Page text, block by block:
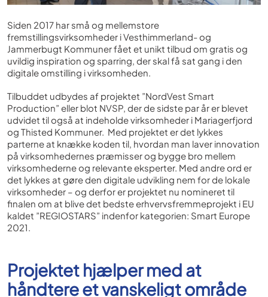
Siden 2017 har små og mellemstore
fremstillingsvirksomheder i Vesthimmerland- og
Jammerbugt Kommuner fået et unikt tilbud om gratis og
uvildig inspiration og sparring, der skal få sat gang i den
digitale omstilling i virksomheden.
Tilbuddet udbydes af projektet ”NordVest Smart
Production” eller blot NVSP, der de sidste par år er blevet
udvidet til også at indeholde virksomheder i Mariagerfjord
og Thisted Kommuner. Med projektet er det lykkes
parterne at knække koden til, hvordan man laver innovation
på virksomhedernes præmisser og bygge bro mellem
virksomhederne og relevante eksperter. Med andre ord er
det lykkes at gøre den digitale udvikling nem for de lokale
virksomheder – og derfor er projektet nu nomineret til
finalen om at blive det bedste erhvervsfremmeprojekt i EU
kaldet ”REGIOSTARS” indenfor kategorien: Smart Europe
2021.
Projektet hjælper med at
håndtere et vanskeligt område